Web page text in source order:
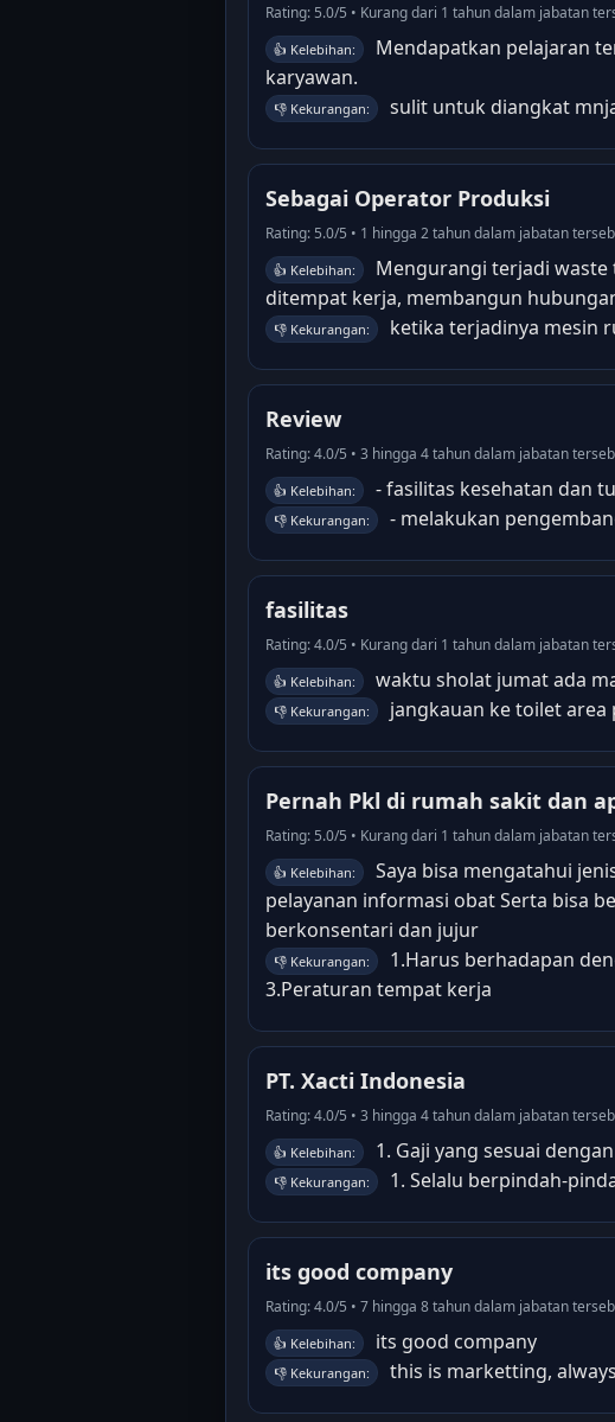
Rating: 5.0/5 • Kurang dari 1 tahun dalam jabatan
👍 Kelebihan:
Mendapatkan pelajaran
karyawan.
👎 Kekurangan: sulit untuk diangkat
Sebagai Operator Produksi
Rating: 5.0/5 • 1 hingga 2 tahun dalam jabatan
👍 Kelebihan:
Mengurangi terjadi
ditempat kerja, membangun
👎 Kekurangan: ketika terjadinya mesin
Review
Rating: 4.0/5 • 3 hingga 4 tahun dalam jabatan
👍 Kelebihan: - fasilitas kesehatan dan
👎 Kekurangan: - melakukan
fasilitas
Rating: 4.0/5 • Kurang dari 1 tahun dalam jabatan
👍 Kelebihan: waktu sholat jumat ada
👎 Kekurangan: jangkauan ke toilet area
Pernah Pkl di rumah sakit dan
Rating: 5.0/5 • Kurang dari 1 tahun dalam jabatan
👍 Kelebihan:
Saya bisa mengatahui
pelayanan informasi obat Serta bisa
berkonsentari dan jujur
👎 Kekurangan:
1.Harus berhadapan
3.Peraturan tempat kerja
PT. Xacti Indonesia
Rating: 4.0/5 • 3 hingga 4 tahun dalam jabatan
👍 Kelebihan: 1. Gaji yang sesuai
👎 Kekurangan: 1. Selalu berpindah-
its good company
Rating: 4.0/5 • 7 hingga 8 tahun dalam jabatan
👍 Kelebihan: its good company
👎 Kekurangan: this is marketting,